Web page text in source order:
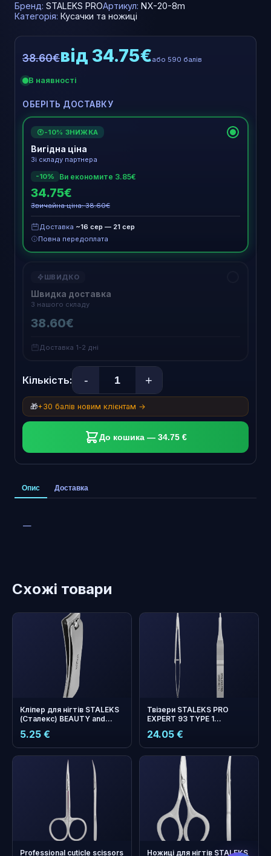
Бренд: STALEKS PROАртикул: NX-20-8m
Категорія: Кусачки та ножиці
38.60€від 34.75€або 590 балів
В наявності
ОБЕРІТЬ ДОСТАВКУ
€ -10% ЗНИЖКА
Вигідна ціна
Зі складу партнера
-10%
Ви економите 3.85€
34.75€
Звичайна ціна: 38.60€
Доставка ~16 сер — 21 сер
Повна передоплата
ШВИДКО
Швидка доставка
З нашого складу
38.60€
Доставка 1-2 дні
Кількість: - +
🎁+30 балів новим клієнтам →
До кошика — 34.75 €
Опис Доставка
—
Схожі товари
Кліпер для нігтів STALEKS
(Сталекс) BEAUTY and
5.25 €
Твізери STALEKS PRO
EXPERT 93 TYPE 1
24.05 €
Professional cuticle scissors Ножиці для нігтів STALEKS
бонусних
Збирайте і економте на